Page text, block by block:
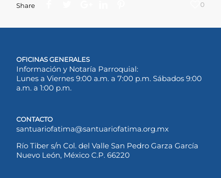
Share 0
OFICINAS GENERALES
Información y Notaría Parroquial:
Lunes a Viernes 9:00 a.m. a 7:00 p.m. Sábados 9:00
a.m. a 1:00 p.m.
CONTACTO
santuariofatima@santuariofatima.org.mx
Río Tiber s/n Col. del Valle San Pedro Garza García
Nuevo León, México C.P. 66220